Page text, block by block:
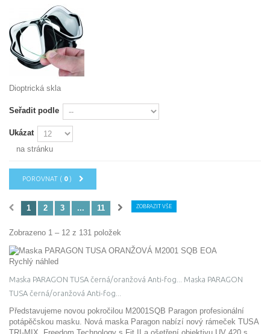
Dioptrická skla
Seřadit podle
Ukázat
na stránku
POROVNAT ( 0 )
ZOBRAZIT VŠE
1 2 3 ... 11
Zobrazeno 1 – 12 z 131 položek
Rychlý náhled
Maska PARAGON TUSA černá/oranžová Anti-fog...
Maska PARAGON
TUSA černá/oranžová Anti-fog...
Představujeme novou pokročilou M2001SQB Paragon profesionální
potápěčskou masku. Nová maska ​​Paragon nabízí nový rámeček TUSA